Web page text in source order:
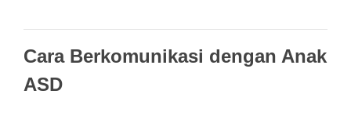
Cara Berkomunikasi dengan Anak
ASD